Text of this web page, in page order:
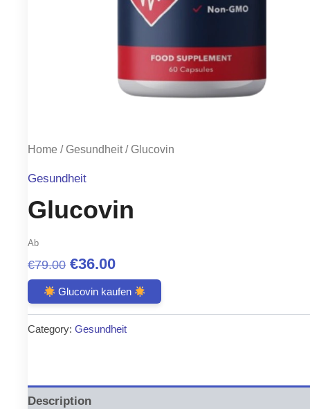
Home / Gesundheit/ Glucovin
Gesundheit
Glucovin
Ab
€79.00 Original
price
was:
€79.00.
€36.00Current
price
is:
€36.00.
Glucovin kaufen
Category: Gesundheit
Description